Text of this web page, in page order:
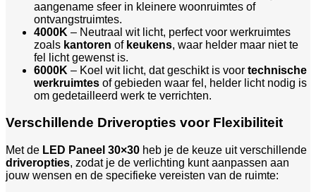
aangename sfeer in kleinere woonruimtes of
ontvangstruimtes.
4000K – Neutraal wit licht, perfect voor werkruimtes
zoals kantoren of keukens, waar helder maar niet te
fel licht gewenst is.
6000K – Koel wit licht, dat geschikt is voor technische
werkruimtes of gebieden waar fel, helder licht nodig is
om gedetailleerd werk te verrichten.
Verschillende Driveropties voor Flexibiliteit
Met de LED Paneel 30×30 heb je de keuze uit verschillende
driveropties, zodat je de verlichting kunt aanpassen aan
jouw wensen en de specifieke vereisten van de ruimte: